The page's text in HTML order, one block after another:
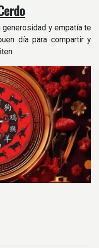
generosidad y empatía te
día para compartir y